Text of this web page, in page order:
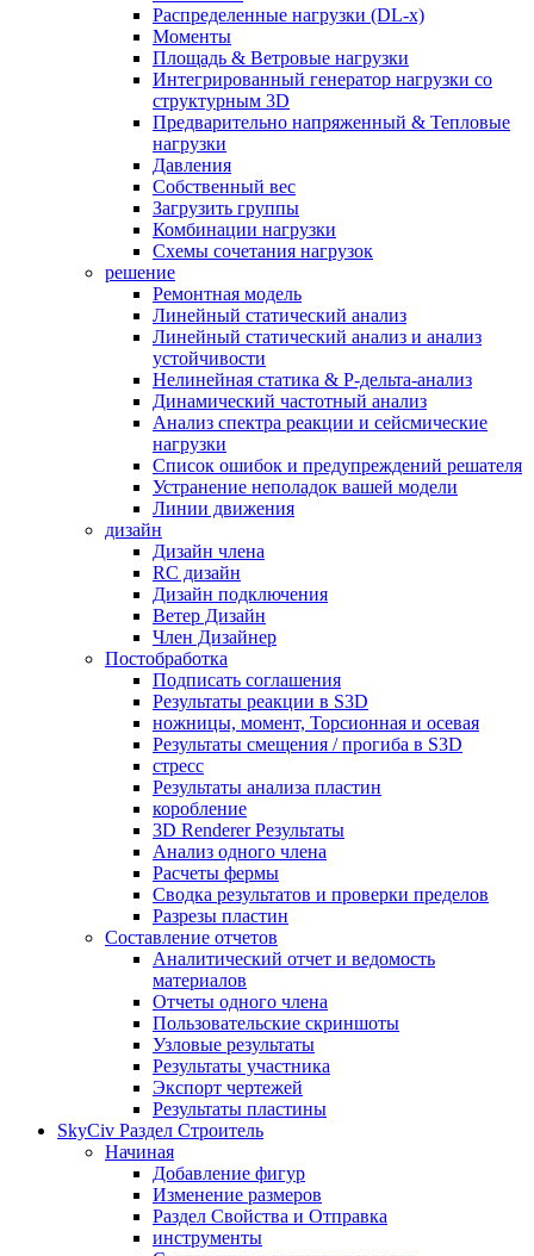
Распределенные нагрузки (DL-х)
Моменты
Площадь & Ветровые нагрузки
Интегрированный генератор нагрузки со
структурным 3D
Предварительно напряженный & Тепловые
нагрузки
Давления
Собственный вес
Загрузить группы
Комбинации нагрузки
Схемы сочетания нагрузок
решение
Ремонтная модель
Линейный статический анализ
Линейный статический анализ и анализ
устойчивости
Нелинейная статика & P-дельта-анализ
Динамический частотный анализ
Анализ спектра реакции и сейсмические
нагрузки
Список ошибок и предупреждений решателя
Устранение неполадок вашей модели
Линии движения
дизайн
Дизайн члена
RC дизайн
Дизайн подключения
Ветер Дизайн
Член Дизайнер
Постобработка
Подписать соглашения
Результаты реакции в S3D
ножницы, момент, Торсионная и осевая
Результаты смещения / прогиба в S3D
стресс
Результаты анализа пластин
коробление
3D Renderer Результаты
Анализ одного члена
Расчеты фермы
Сводка результатов и проверки пределов
Разрезы пластин
Составление отчетов
Аналитический отчет и ведомость
материалов
Отчеты одного члена
Пользовательские скриншоты
Узловые результаты
Результаты участника
Экспорт чертежей
Результаты пластины
SkyCiv Раздел Строитель
Начиная
Добавление фигур
Изменение размеров
Раздел Свойства и Отправка
инструменты